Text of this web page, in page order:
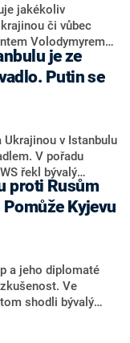
by se peníze měly
přiblížit k většímu
jakékoliv
či vůbec
Volodymyrem
server Meduza s
na
mocnář měl
stát. A to
pronikl daleko
letadel.
Putin se
Ukrajinou v Istanbulu
V pořadu
řekl bývalý
České republiky
chtít Rusové
a Vladimir Putin se
Kyjevu
a jeho diplomaté
Ve
shodli bývalý
ČR Jiří Šedivý a
na USA z